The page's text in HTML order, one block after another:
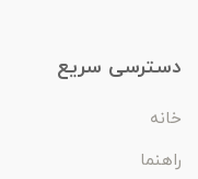
دسترسی سریع
خانه
راهنما